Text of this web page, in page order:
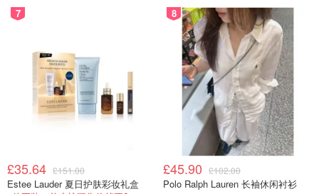
7
£35.64 £151.00
Estee Lauder 夏日护肤彩妆礼盒
8
£45.90 £102.00
Polo Ralph Lauren 长袖休闲衬衫